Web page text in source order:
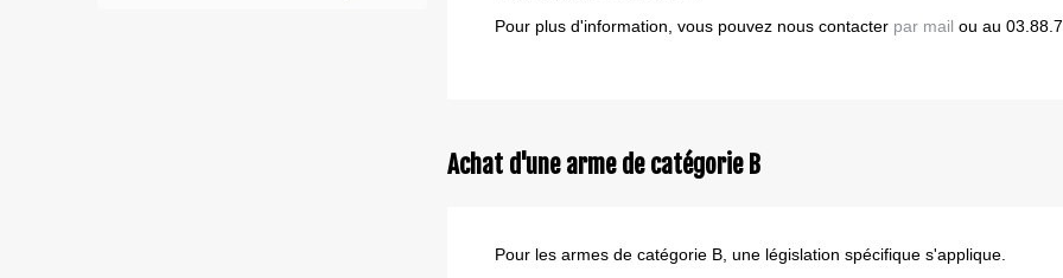
Pour plus d'information, vous pouvez nous contacter par mail ou au
Achat d'une arme de catégorie B
Pour les armes de catégorie B, une législation spécifique s'applique.